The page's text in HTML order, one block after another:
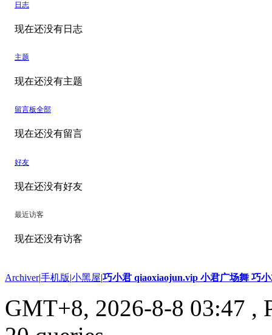
日志
现在还没有日志
主题
现在还没有主题
留言板全部
现在还没有留言
好友
现在还没有好友
最近访客
现在还没有访客
Archiver|手机版|小黑屋|巧小君 qiaoxiaojun.vip 小君广场舞 巧
GMT+8, 2026-8-8 03:47 ,